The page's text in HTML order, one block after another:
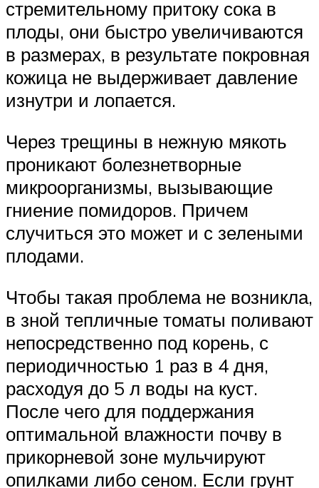
стремительному притоку сока в
плоды, они быстро увеличиваются
в размерах, в результате покровная
кожица не выдерживает давление
изнутри и лопается.
Через трещины в нежную мякоть
проникают болезнетворные
микроорганизмы, вызывающие
гниение помидоров. Причем
случиться это может и с зелеными
плодами.
Чтобы такая проблема не возникла,
в зной тепличные томаты поливают
непосредственно под корень, с
периодичностью 1 раз в 4 дня,
расходуя до 5 л воды на куст.
После чего для поддержания
оптимальной влажности почву в
прикорневой зоне мульчируют
опилками либо сеном. Если грунт